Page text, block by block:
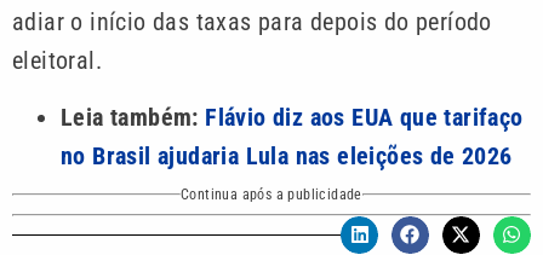
adiar o início das taxas para depois do período
eleitoral.
Leia também: Flávio diz aos EUA que tarifaço
no Brasil ajudaria Lula nas eleições de 2026
Continua após a publicidade